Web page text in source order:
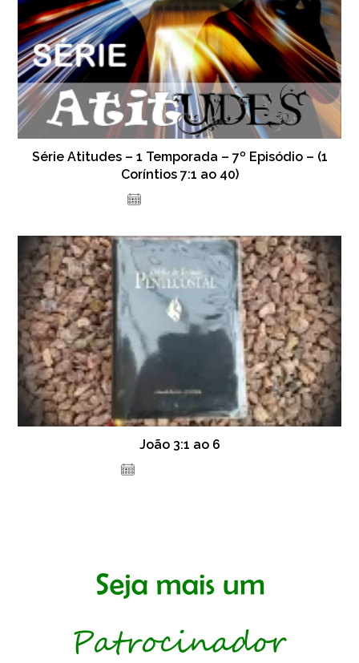
Série Atitudes – 1 Temporada – 7º Episódio – (1
Coríntios 7:1 ao 40)
João 3:1 ao 6